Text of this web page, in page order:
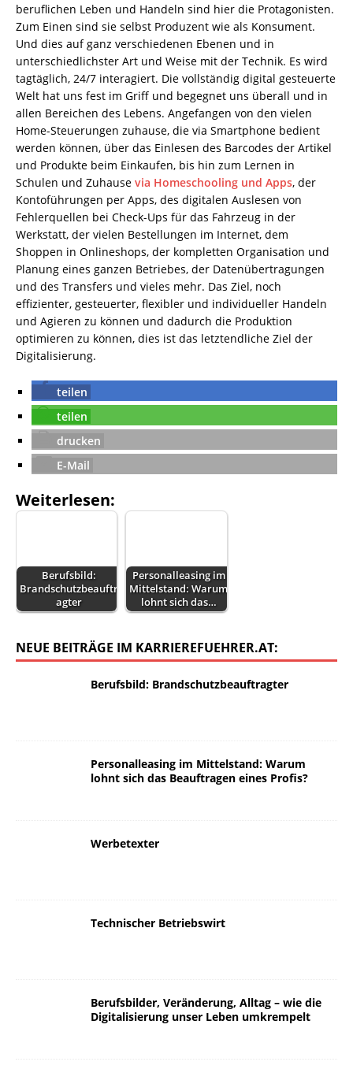
beruflichen Leben und Handeln sind hier die Protagonisten.
Zum Einen sind sie selbst Produzent wie als Konsument.
Und dies auf ganz verschiedenen Ebenen und in
unterschiedlichster Art und Weise mit der Technik. Es wird
tagtäglich, 24/7 interagiert. Die vollständig digital gesteuerte
Welt hat uns fest im Griff und begegnet uns überall und in
allen Bereichen des Lebens. Angefangen von den vielen
Home-Steuerungen zuhause, die via Smartphone bedient
werden können, über das Einlesen des Barcodes der Artikel
und Produkte beim Einkaufen, bis hin zum Lernen in
Schulen und Zuhause via Homeschooling und Apps, der
Kontoführungen per Apps, des digitalen Auslesen von
Fehlerquellen bei Check-Ups für das Fahrzeug in der
Werkstatt, der vielen Bestellungen im Internet, dem
Shoppen in Onlineshops, der kompletten Organisation und
Planung eines ganzen Betriebes, der Datenübertragungen
und des Transfers und vieles mehr. Das Ziel, noch
effizienter, gesteuerter, flexibler und individueller Handeln
und Agieren zu können und dadurch die Produktion
optimieren zu können, dies ist das letztendliche Ziel der
Digitalisierung.
teilen
teilen
drucken
E-Mail
Weiterlesen:
Berufsbild:
Brandschutzbeauftr
agter
Personalleasing im
Mittelstand: Warum
lohnt sich das…
NEUE BEITRÄGE IM KARRIEREFUEHRER.AT:
Berufsbild: Brandschutzbeauftragter
Personalleasing im Mittelstand: Warum
lohnt sich das Beauftragen eines Profis?
Werbetexter
Technischer Betriebswirt
Berufsbilder, Veränderung, Alltag – wie die
Digitalisierung unser Leben umkrempelt